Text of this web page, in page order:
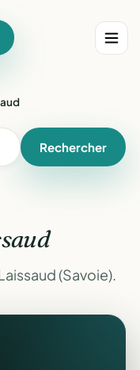
Rechercher
(Savoie).